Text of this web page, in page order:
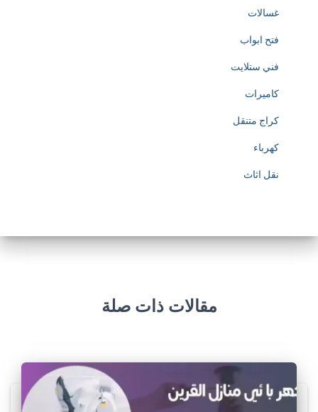
غسالات
فتح ابواب
فني ستلايت
كاميرات
كراج متنقل
كهرباء
نقل اثاث
مقالات ذات صلة